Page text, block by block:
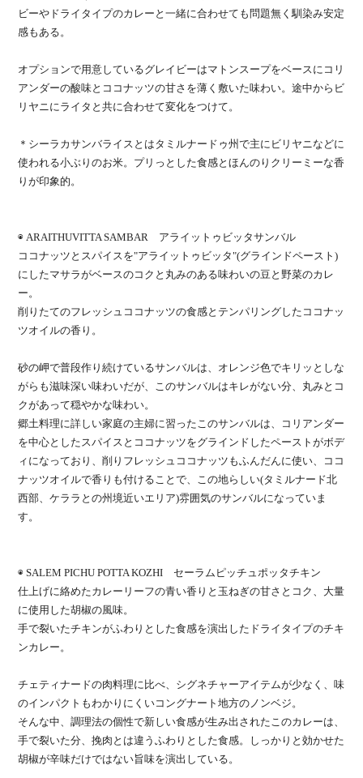
ビーやドライタイプのカレーと一緒に合わせても問題無く馴染み安定
感もある。
オプションで用意しているグレイビーはマトンスープをベースにコリ
アンダーの酸味とココナッツの甘さを薄く敷いた味わい。途中からビ
リヤニにライタと共に合わせて変化をつけて。
＊シーラカサンバライスとはタミルナードゥ州で主にビリヤニなどに
使われる小ぶりのお米。 プリっとした食感とほんのりクリーミーな香
りが印象的。
◉ ARAITHUVITTA SAMBAR アライットゥビッタサンバル
ココナッツとスパイスを"アライットゥビッタ"(グラインドペースト)
にしたマサラがベースのコクと丸みのある味わいの豆と野菜のカレ
ー。
削りたてのフレッシュココナッツの食感とテンパリングしたココナッ
ツオイルの香り。
砂の岬で普段作り続けているサンバルは、オレンジ色でキリッとしな
がらも滋味深い味わいだが、このサンバルはキレがない分、丸みとコ
クがあって穏やかな味わい。
郷土料理に詳しい家庭の主婦に習ったこのサンバルは、コリアンダー
を中心としたスパイスとココナッツをグラインドしたペーストがボデ
ィになっており、削りフレッシュココナッツもふんだんに使い、ココ
ナッツオイルで香りも付けることで、この地らしい(タミルナード北
西部、ケララとの州境近いエリア)雰囲気のサンバルになっていま
す。
◉ SALEM PICHU POTTA KOZHI セーラムピッチュポッタチキン
仕上げに絡めたカレーリーフの青い香りと玉ねぎの甘さとコク、大量
に使用した胡椒の風味。
手で裂いたチキンがふわりとした食感を演出したドライタイプのチキ
ンカレー。
チェティナードの肉料理に比べ、シグネチャーアイテムが少なく、味
のインパクトもわかりにくいコングナート地方のノンベジ。
そんな中、調理法の個性で新しい食感が生み出されたこのカレーは、
手で裂いた分、挽肉とは違うふわりとした食感。しっかりと効かせた
胡椒が辛味だけではない旨味を演出している。